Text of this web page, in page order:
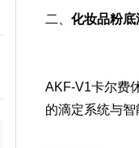
二、化妆品粉
AKF-V1卡尔费
的滴定系统与